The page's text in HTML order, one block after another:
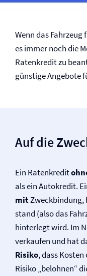
Wenn das
es immer noch die
Ratenkredit zu
günstige Angebote
Auf die
Ein Ratenkredit
als ein Autokredit.
mitZweckbindung,
stand (also das
hinterlegt wird. Im
verkaufen und hat
Risiko, dass
Risiko „belohnen“